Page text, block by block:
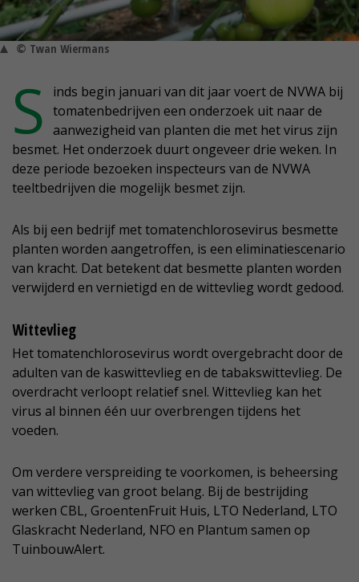
© Twan Wiermans
S
inds begin januari van dit jaar voert de NVWA bij
tomatenbedrijven een onderzoek uit naar de
aanwezigheid van planten die met het virus zijn
besmet. Het onderzoek duurt ongeveer drie weken. In
deze periode bezoeken inspecteurs van de NVWA
teeltbedrijven die mogelijk besmet zijn.
Als bij een bedrijf met tomatenchlorosevirus besmette
planten worden aangetroffen, is een eliminatiescenario
van kracht. Dat betekent dat besmette planten worden
verwijderd en vernietigd en de wittevlieg wordt gedood.
Wittevlieg
Het tomatenchlorosevirus wordt overgebracht door de
adulten van de kaswittevlieg en de tabakswittevlieg. De
overdracht verloopt relatief snel. Wittevlieg kan het
virus al binnen één uur overbrengen tijdens het
voeden.
Om verdere verspreiding te voorkomen, is beheersing
van wittevlieg van groot belang. Bij de bestrijding
werken CBL, GroentenFruit Huis, LTO Nederland, LTO
Glaskracht Nederland, NFO en Plantum samen op
TuinbouwAlert.